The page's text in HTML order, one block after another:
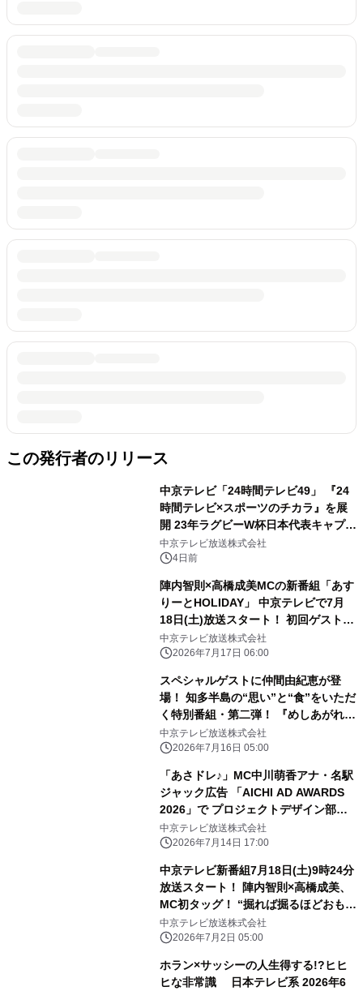
この発行者のリリース
中京テレビ「24時間テレビ49」 『24
時間テレビ×スポーツのチカラ』を展
開 23年ラグビーW杯日本代表キャプテ
ン姫野和樹、 SWEET STEADYの出演
決定
中京テレビ放送株式会社
4日前
陣内智則×高橋成美MCの新番組「あす
りーとHOLIDAY」 中京テレビで7月
18日(土)放送スタート！ 初回ゲストは
卓球・張本智和選手＆レスリング・藤
波朱理選手
中京テレビ放送株式会社
2026年7月17日 06:00
スペシャルゲストに仲間由紀恵が登
場！ 知多半島の“思い”と“食”をいただ
く特別番組・第二弾！ 『めしあがれ！
知多どれストラン！2026夏』 7月26日
(日)ひる0時35分～放送！
中京テレビ放送株式会社
2026年7月16日 05:00
「あさドレ♪」MC中川萌香アナ・名駅
ジャック広告 「AICHI AD AWARDS
2026」で プロジェクトデザイン部
門・ゴールドを含む計3部門で入賞！
中京テレビ放送株式会社
2026年7月14日 17:00
中京テレビ新番組7月18日(土)9時24分
放送スタート！ 陣内智則×高橋成美、
MC初タッグ！ “掘れば掘るほどおもし
ろい”アスリートの素顔に迫る 新スポ
ーツトーク番組「あすりーと
話題”をキッカケに アスリートたちの
中京テレビ放送株式会社
2026年7月2日 05:00
ホラン×サッシーの人生得する!?ヒヒ
ヒな非常識 日本テレビ系 2026年6